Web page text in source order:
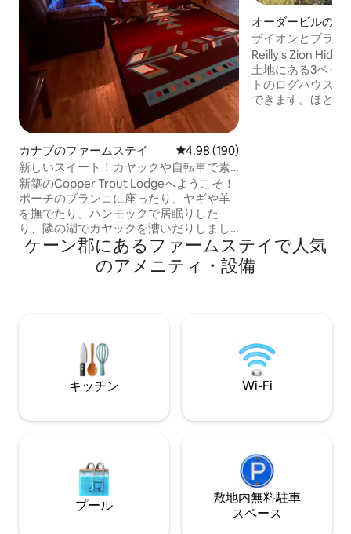
カナブのファームステイ レビュー190件、5つ星中4.98つ
4.98 (190)
新しいスイート！カヤックや自転車で素
晴らしい景色を楽しめます！
新築のCopper Trout Lodgeへようこそ！
ポーチのブランコに座ったり、ヤギや羊
を撫でたり、ハンモックで居眠りした
り、隣の湖でカヤックを漕いだりしまし
ょう。 フリスビーゴルフコース、4マイ
ルの舗装されたウォーキング/サイクリン
グコース、バードウォッチング、釣り、
畑の美しい景色。 ザイオンズ、グランド
キャニオン、ブライスキャニオン、その
他の公園の中心に位置しています！
オーダービルのロ
ザイオンとブライ
ルーム、2バスル
Reilly's Zion
土地にある3ベッ
トのログハウスです。 快適でリ
できます。ほとん
イル、ブライス
ファイバーネット
ケーン郡にあるファームステイで人気
のアメニティ・設備
キッチン Wi-Fi
プール
敷地内無料駐⁠車
ス⁠ペ⁠ー⁠ス